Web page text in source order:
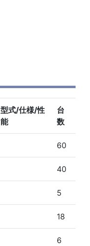
型式/仕様/性
能
台
数
60
40
5
18
6